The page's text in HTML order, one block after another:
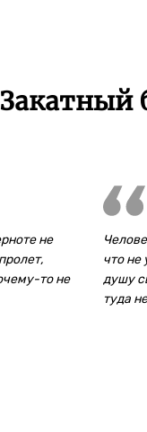
не
то не
что не
душу
туда